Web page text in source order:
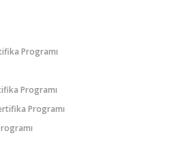
Programı
Programı
Programı